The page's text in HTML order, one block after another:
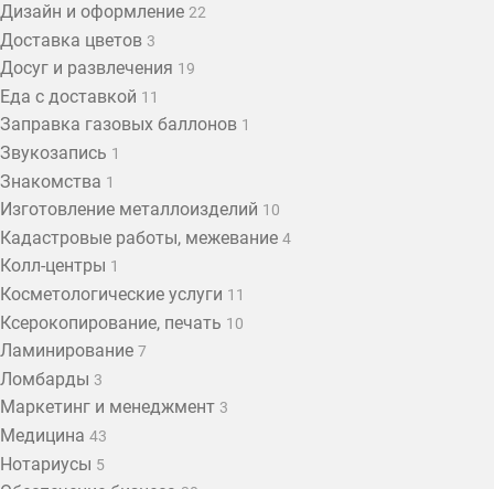
Дизайн и оформление 22
Доставка цветов 3
Досуг и развлечения 19
Еда с доставкой 11
Заправка газовых баллонов 1
Звукозапись 1
Знакомства 1
Изготовление металлоизделий 10
Кадастровые работы, межевание 4
Колл-центры 1
Косметологические услуги 11
Ксерокопирование, печать 10
Ламинирование 7
Ломбарды 3
Маркетинг и менеджмент 3
Медицина 43
Нотариусы 5